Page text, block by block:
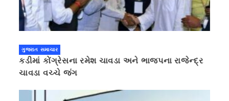
ગુજરાત સમાચાર
કડીમાં કોંગ્રેસના રમેશ ચાવડા અને ભાજપના રાજેન્દ્ર
ચાવડા વચ્ચે જંગ